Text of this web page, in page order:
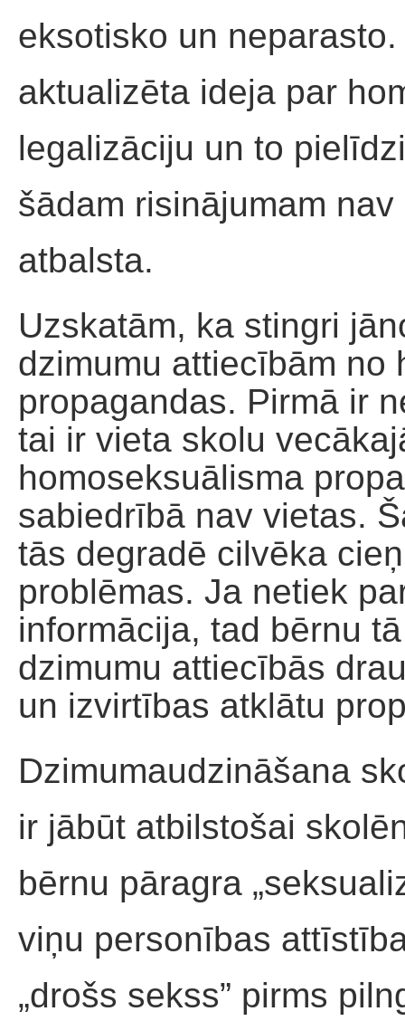
eksotisko un
aktualizēta ideja par
legalizāciju un to
šādam risinājumam
atbalsta.
Uzskatām, ka stingri
dzimumu attiecībām no
propagandas. Pirmā ir
tai ir vieta skolu
homoseksuālisma
sabiedrībā nav vietas.
tās degradē cilvēka
problēmas. Ja netiek
informācija, tad bērnu
dzimumu attiecībās
un izvirtības atklātu
Dzimumaudzināšana
ir jābūt atbilstošai
bērnu pāragra
viņu personības
„drošs sekss” pirms